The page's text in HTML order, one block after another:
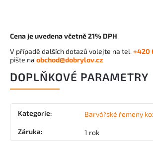
Cena je uvedena včetně 21% DPH
V případě dalších dotazů volejte na tel.+420
pište na obchod@dobrylov.cz
DOPLŇKOVÉ PARAMETRY
Kategorie: Barvářské řemeny
Záruka: 1 rok